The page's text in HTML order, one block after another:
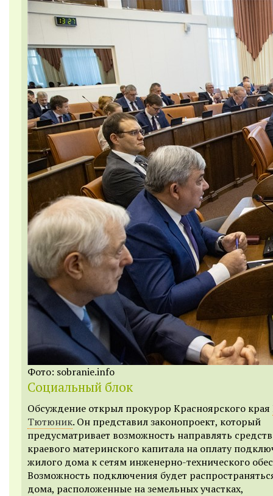
Фото: sobranie.info
Социальный блок
Обсуждение открыл прокурор Красноярского края
Тютюник. Он представил законопроект, который
предусматривает возможность направлять
краевого материнского капитала на оплату
жилого дома к сетям инженерно-технического
Возможность подключения будет
дома, расположенные на земельных участках,